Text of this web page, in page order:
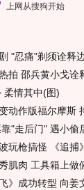
上网从搜狗开始
"忍痛"剃须诠释
拍 邵兵黄小戈诠
柔情其中(图)
动作版福尔摩斯
"走后门" 遇小偷
玩枪搞怪 《追捕
肌肉 工具箱上做
》成功转型 向姜